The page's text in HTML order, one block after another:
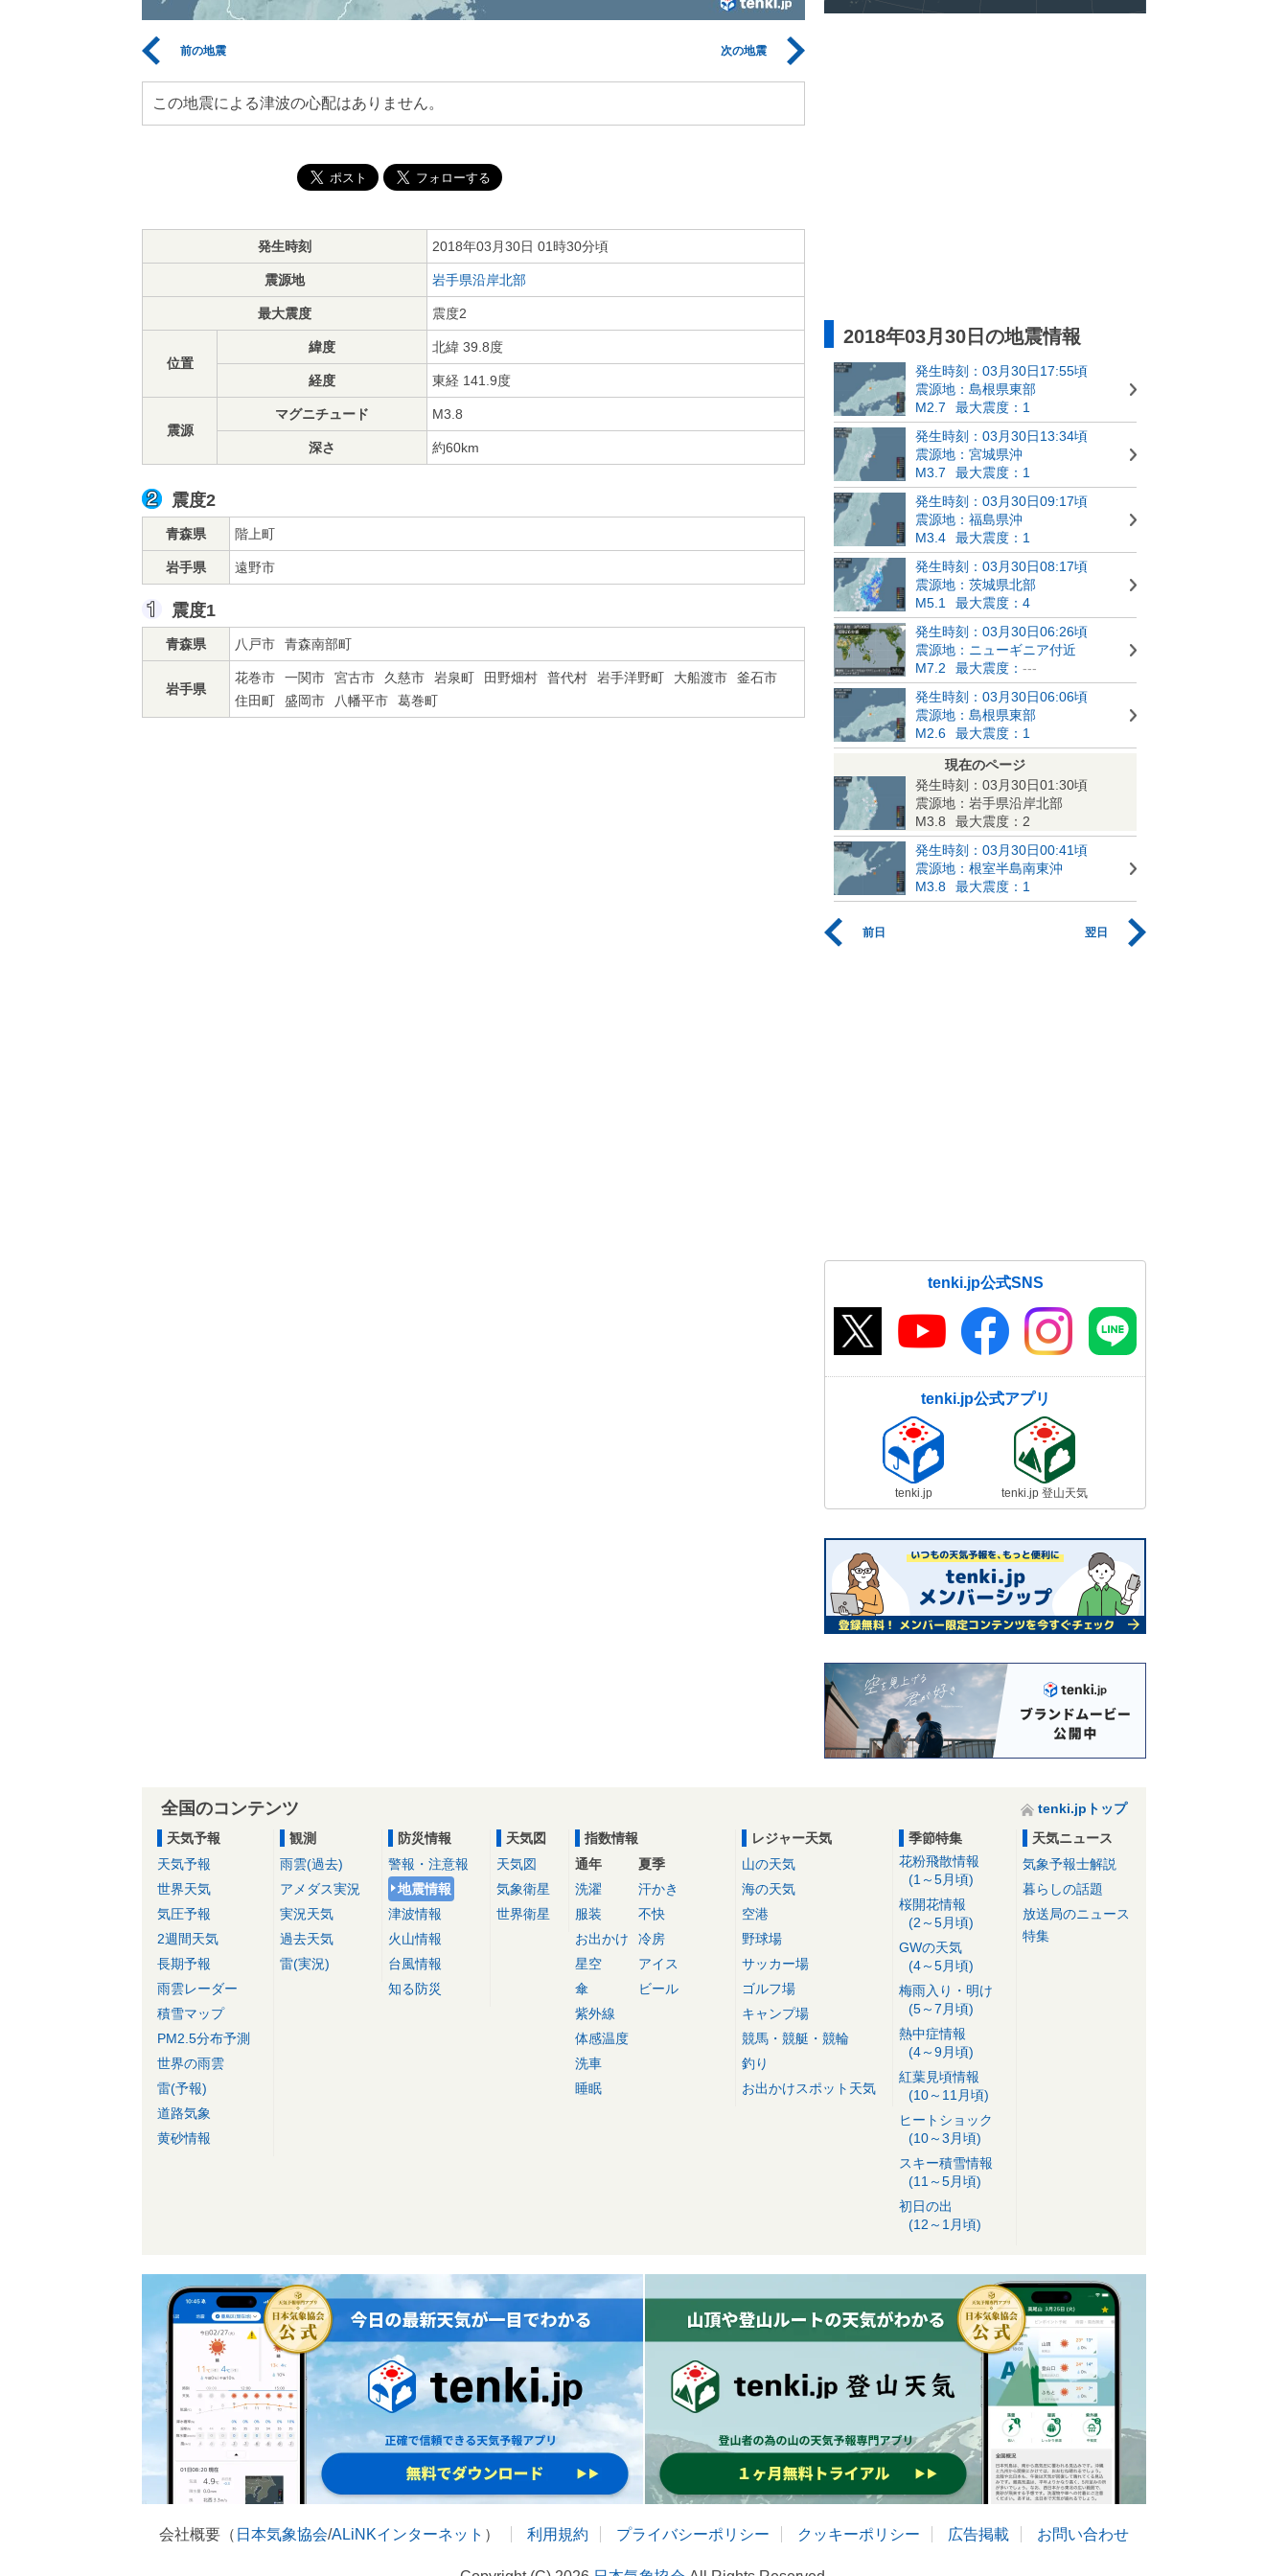
前の地震 次の地震
この地震による津波の心配はありません。
発生時刻 2018年03月30日 01時30分頃
震源地 岩手県沿岸北部
最大震度 震度2
位置
緯度 北緯 39.8度
経度 東経 141.9度
震源
マグニチュード M3.8
深さ 約60km
震度2
青森県 階上町
岩手県 遠野市
震度1
青森県 八戸市 青森南部町
岩手県
花巻市 一関市 宮古市 久慈市 岩泉町 田野畑村 普代村 岩手洋野町 大船渡市
釜石市
住田町
盛岡市 八幡平市 葛巻町
2018年03月30日の地震情報
発生時刻：03月30日17:55頃
震源地：島根県東部
M2.7
最大震度：1
発生時刻：03月30日13:34頃
震源地：宮城県沖
M3.7
最大震度：1
発生時刻：03月30日09:17頃
震源地：福島県沖
M3.4
最大震度：1
発生時刻：03月30日08:17頃
震源地：茨城県北部
M5.1
最大震度：4
発生時刻：03月30日06:26頃
震源地：ニューギニア付近
M7.2
最大震度： ---
発生時刻：03月30日06:06頃
震源地：島根県東部
M2.6
最大震度：1
現在のページ
発生時刻：03月30日01:30頃
震源地：岩手県沿岸北部
M3.8
最大震度：2
発生時刻：03月30日00:41頃
震源地：根室半島南東沖
M3.8
最大震度：1
前日 翌日
tenki.jp公式SNS
tenki.jp公式アプリ
tenki.jp tenki.jp 登山天気
全国のコンテンツ
tenki.jpトップ
天気予報
天気予報
世界天気
気圧予報
2週間天気
長期予報
雨雲レーダー
積雪マップ
PM2.5分布予測
世界の雨雲
雷(予報)
道路気象
黄砂情報
観測
雨雲(過去)
アメダス実況
実況天気
過去天気
雷(実況)
防災情報
警報・注意報
地震情報
津波情報
火山情報
台風情報
知る防災
天気図
天気図
気象衛星
世界衛星
指数情報
通年
洗濯
服装
お出かけ
星空
傘
紫外線
体感温度
洗車
睡眠
夏季
汗かき
不快
冷房
アイス
ビール
レジャー天気
山の天気
海の天気
空港
野球場
サッカー場
ゴルフ場
キャンプ場
競馬・競艇・競輪
釣り
お出かけスポット天気
季節特集
花粉飛散情報
(1～5月頃)
桜開花情報
(2～5月頃)
GWの天気
(4～5月頃)
梅雨入り・明け
(5～7月頃)
熱中症情報
(4～9月頃)
紅葉見頃情報
(10～11月頃)
ヒートショック
(10～3月頃)
スキー積雪情報
(11～5月頃)
初日の出
(12～1月頃)
天気ニュース
気象予報士解説
暮らしの話題
放送局のニュース
特集
会社概要（ 日本気象協会/ALiNKインターネット ） 利用規約 プライバシーポリシー クッキーポリシー 広告掲載 お問い合わせ